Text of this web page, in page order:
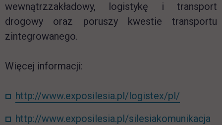
wewnątrzzakładowy, logistykę i transport
drogowy oraz poruszy kwestie transportu
zintegrowanego.
Więcej informacji:
http://www.exposilesia.pl/logistex/pl/
http://www.exposilesia.pl/silesiakomunikacja